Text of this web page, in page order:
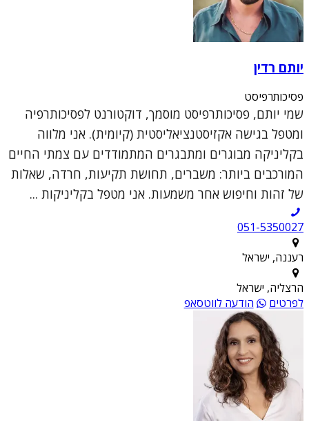
יותם רדין
פסיכותרפיסט
שמי יותם, פסיכותרפיסט מוסמך, דוקטורנט לפסיכותרפיה
ומטפל בגישה אקזיסטנציאליסטית (קיומית). אני מלווה
בקליניקה מבוגרים ומתבגרים המתמודדים עם צמתי החיים
המורכבים ביותר: משברים, תחושת תקיעות, חרדה, שאלות
של זהות וחיפוש אחר משמעות. אני מטפל בקליניקות ...
051-5350027
רעננה, ישראל
הרצליה, ישראל
לפרטים
הודעה לווטסאפ